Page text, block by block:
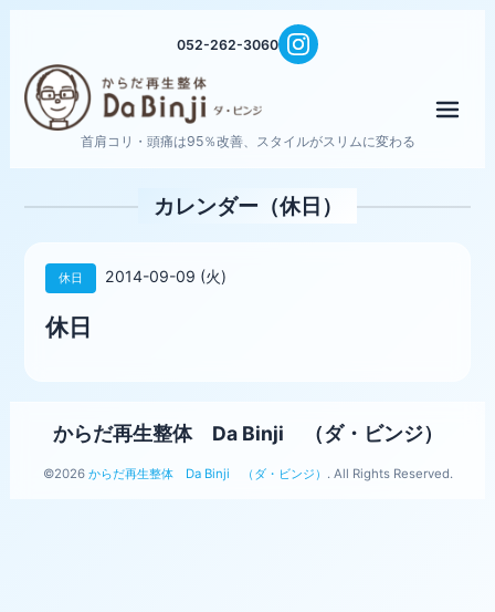
052-262-3060
首肩コリ・頭痛は95％改善、スタイルがスリムに変わる
カレンダー（休日）
休日 2014-09-09 (火)
休日
からだ再生整体 Da Binji （ダ・ビンジ）
©2026 からだ再生整体 Da Binji （ダ・ビンジ） . All Rights Reserved.